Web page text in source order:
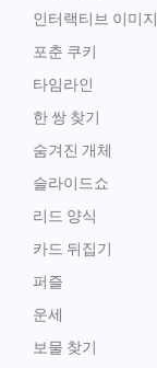
인터랙티브 이미지
포춘 쿠키
타임라인
한 쌍 찾기
숨겨진 개체
슬라이드쇼
리드 양식
카드 뒤집기
퍼즐
운세
보물 찾기